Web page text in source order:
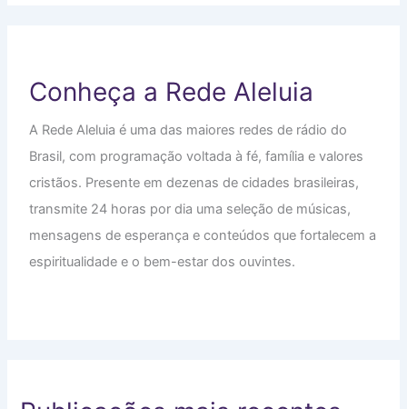
Conheça a Rede Aleluia
A Rede Aleluia é uma das maiores redes de rádio do
Brasil, com programação voltada à fé, família e valores
cristãos. Presente em dezenas de cidades brasileiras,
transmite 24 horas por dia uma seleção de músicas,
mensagens de esperança e conteúdos que fortalecem a
espiritualidade e o bem-estar dos ouvintes.